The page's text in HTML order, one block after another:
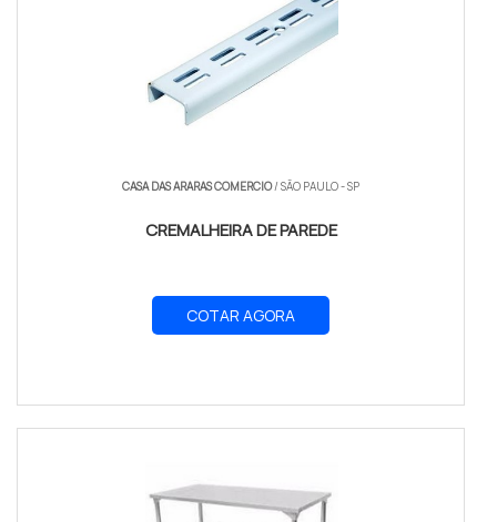
CASA DAS ARARAS COMERCIO/ SÃO PAULO - SP
CREMALHEIRA DE PAREDE
COTAR AGORA